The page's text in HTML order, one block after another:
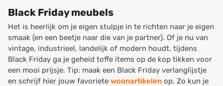
Black Friday meubels
Het is heerlijk om je eigen stulpje in te richten naar je eigen
smaak (en een beetje naar die van je partner). Of je nu van
vintage, industrieel, landelijk of modern houdt, tijdens
Black Friday ga je geheid toffe items op de kop tikken voor
een mooi prijsje. Tip: maak een Black Friday verlanglijstje
en schrijf hier jouw favoriete woonartikelen op. Zo kun je